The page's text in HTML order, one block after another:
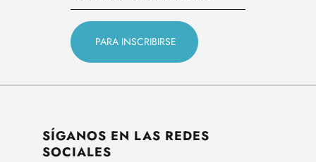
SÍGANOS EN LAS REDES
SOCIALES